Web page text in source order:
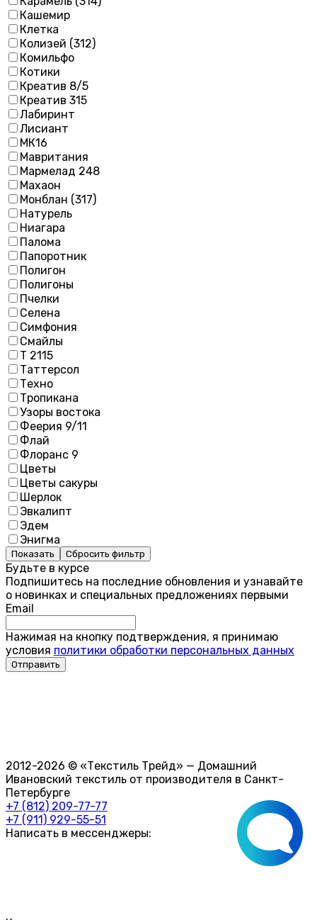
Кашемир
Клетка
Колизей (312)
Комильфо
Котики
Креатив 8/5
Креатив 315
Лабиринт
Лисиант
МК16
Мавритания
Мармелад 248
Махаон
Монблан (317)
Натурель
Ниагара
Палома
Папоротник
Полигон
Полигоны
Пчелки
Селена
Симфония
Смайлы
Т 2115
Таттерсол
Техно
Тропикана
Узоры востока
Феерия 9/11
Флай
Флоранс 9
Цветы
Цветы сакуры
Шерлок
Эвкалипт
Эдем
Энигма
Показать Сбросить фильтр
Будьте в курсе
Подпишитесь на последние обновления и узнавайте
о новинках и специальных предложениях первыми
Email
Нажимая на кнопку подтверждения, я принимаю
условия политики обработки персональных данных
2012-2026 © «Текстиль Трейд» — Домашний
Ивановский текстиль от производителя в Санкт-
Петербурге
+7 (812) 209-77-77
+7 (911) 929-55-51
Написать в мессенджеры: